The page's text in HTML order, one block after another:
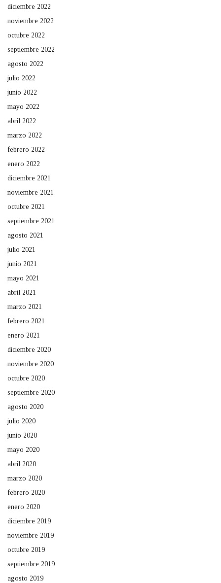
diciembre 2022
noviembre 2022
octubre 2022
septiembre 2022
agosto 2022
julio 2022
junio 2022
mayo 2022
abril 2022
marzo 2022
febrero 2022
enero 2022
diciembre 2021
noviembre 2021
octubre 2021
septiembre 2021
agosto 2021
julio 2021
junio 2021
mayo 2021
abril 2021
marzo 2021
febrero 2021
enero 2021
diciembre 2020
noviembre 2020
octubre 2020
septiembre 2020
agosto 2020
julio 2020
junio 2020
mayo 2020
abril 2020
marzo 2020
febrero 2020
enero 2020
diciembre 2019
noviembre 2019
octubre 2019
septiembre 2019
agosto 2019